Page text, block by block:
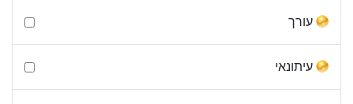
עורך
עיתונאי